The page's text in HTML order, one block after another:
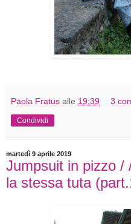
Paola Fratus alle 19:39 3
Condividi
martedì 9 aprile 2019
Jumpsuit in pizzo /
la stessa tuta